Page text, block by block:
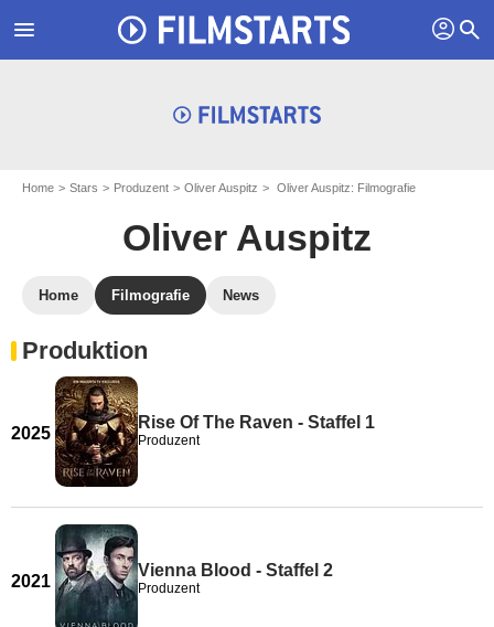
menu profil search
Home Stars Produzent Oliver Auspitz Oliver Auspitz: Filmografie
Oliver Auspitz
Home Filmografie News
Produktion
2025
Rise Of The Raven - Staffel 1
Produzent
2021
Vienna Blood - Staffel 2
Produzent